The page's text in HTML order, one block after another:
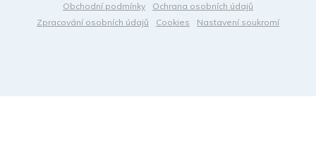
Obchodní podmínky
Ochrana osobních údajů
Zpracování osobních údajů
Cookies Nastavení soukromí